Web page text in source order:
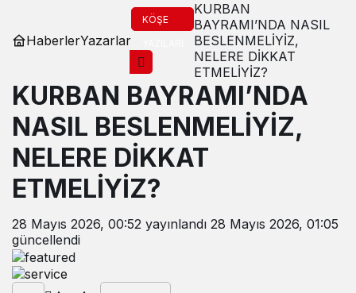
HaberlerYazarlar
KÖŞE
KURBAN
BAYRAMI’NDA NASIL
BESLENMELİYİZ,
NELERE DİKKAT
ETMELİYİZ?
KURBAN BAYRAMI’NDA
NASIL BESLENMELİYİZ,
NELERE DİKKAT
ETMELİYİZ?
28 Mayıs 2026, 00:52 yayınlandı 28 Mayıs 2026, 01:05
güncellendi